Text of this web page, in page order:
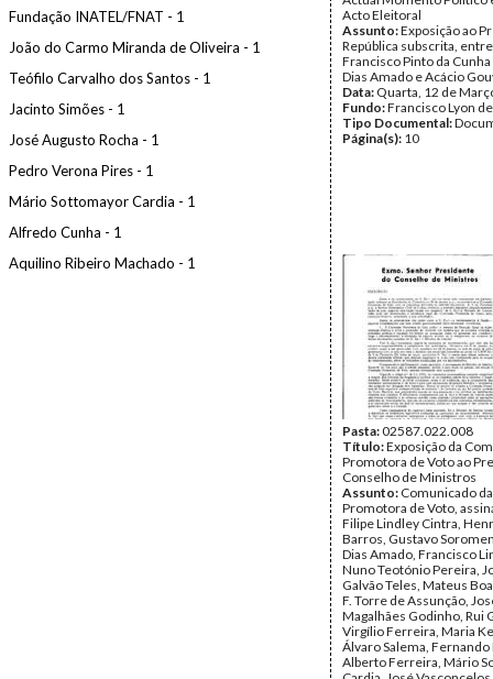
Fundação INATEL/FNAT - 1
João do Carmo Miranda de Oliveira - 1
Teófilo Carvalho dos Santos - 1
Jacinto Simões - 1
José Augusto Rocha - 1
Pedro Verona Pires - 1
Mário Sottomayor Cardia - 1
Alfredo Cunha - 1
Aquilino Ribeiro Machado - 1
Acto Eleitoral
Assunto:Exposição ao
República subscrita,
Francisco Pinto da Cunha
Dias Amado e Acácio
Data: Quarta, 12 de
Fundo:Francisco Lyon
Tipo Documental:
Página(s): 10
Pasta:02587.022.008
Título:Exposição da
Promotora de Voto ao
Conselho de Ministros
Assunto: Comunicado
Promotora de Voto,
Filipe Lindley Cintra,
Barros, Gustavo
Dias Amado, Francisco
Nuno Teotónio Pereira,
Galvão Teles, Mateus
F. Torre de Assunção,
Magalhães Godinho, Rui
Virgílio Ferreira, Maria
Álvaro Salema,
Alberto Ferreira, Mário